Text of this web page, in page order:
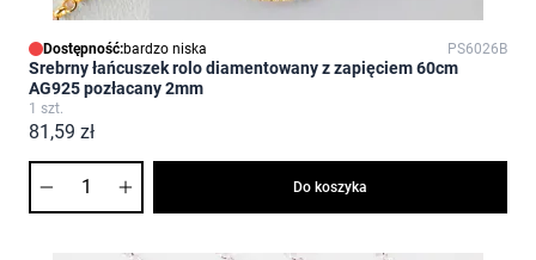
Dostępność:bardzo niska PS6026B
Srebrny łańcuszek rolo diamentowany z zapięciem 60cm
AG925 pozłacany 2mm
1 szt.
81,59 zł
Do koszyka